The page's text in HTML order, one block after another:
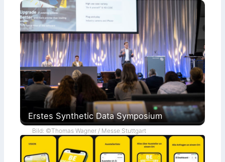
Erstes Synthetic Data Symposium
Bild: ©Thomas Wagner / Messe Stuttgart